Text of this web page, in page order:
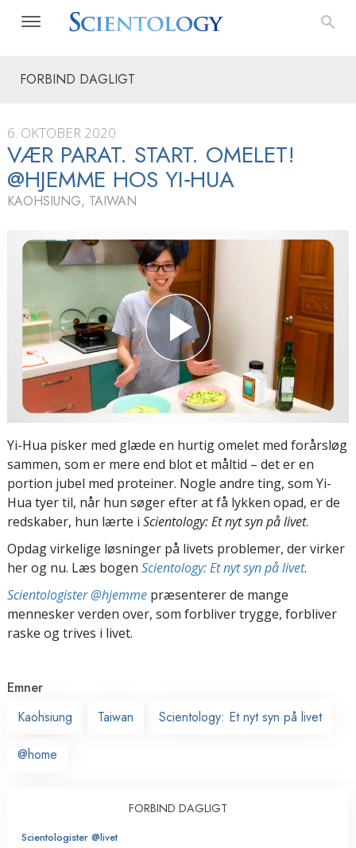
FORBIND DAGLIGT
6. OKTOBER 2020
VÆR PARAT. START. OMELET!
@HJEMME HOS YI‑HUA
KAOHSIUNG, TAIWAN
Yi-Hua pisker med glæde en hurtig omelet med forårsløg
sammen, som er mere end blot et måltid – det er en
portion jubel med proteiner. Nogle andre ting, som Yi-
Hua tyer til, når hun søger efter at få lykken opad, er de
redskaber, hun lærte i Scientology: Et nyt syn på livet.
Opdag virkelige løsninger på livets problemer, der virker
her og nu. Læs bogen Scientology: Et nyt syn på livet.
Scientologister @hjemme præsenterer de mange
mennesker verden over, som forbliver trygge, forbliver
raske og trives i livet.
Emner
Kaohsiung
Taiwan Scientology: Et nyt syn på livet
@home
FORBIND DAGLIGT
Scientologister @livet